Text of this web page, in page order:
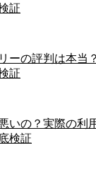
証
ーの評判は本当
証
いの？実際の利
検証